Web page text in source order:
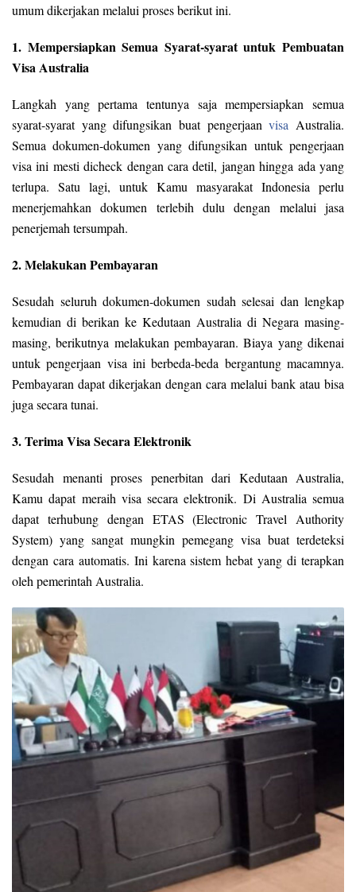
umum dikerjakan melalui proses berikut ini.
1. Mempersiapkan Semua Syarat-syarat untuk Pembuatan
Visa Australia
Langkah yang pertama tentunya saja mempersiapkan semua
syarat-syarat yang difungsikan buat pengerjaanvisa Australia.
Semua dokumen-dokumen yang difungsikan untuk pengerjaan
visa ini mesti dicheck dengan cara detil, jangan hingga ada yang
terlupa. Satu lagi, untuk Kamu masyarakat Indonesia perlu
menerjemahkan dokumen terlebih dulu dengan melalui jasa
penerjemah tersumpah.
2. Melakukan Pembayaran
Sesudah seluruh dokumen-dokumen sudah selesai dan lengkap
kemudian di berikan ke Kedutaan Australia di Negara masing-
masing, berikutnya melakukan pembayaran. Biaya yang dikenai
untuk pengerjaan visa ini berbeda-beda bergantung macamnya.
Pembayaran dapat dikerjakan dengan cara melalui bank atau bisa
juga secara tunai.
3. Terima Visa Secara Elektronik
Sesudah menanti proses penerbitan dari Kedutaan Australia,
Kamu dapat meraih visa secara elektronik. Di Australia semua
dapat terhubung dengan ETAS (Electronic Travel Authority
System) yang sangat mungkin pemegang visa buat terdeteksi
dengan cara automatis. Ini karena sistem hebat yang di terapkan
oleh pemerintah Australia.